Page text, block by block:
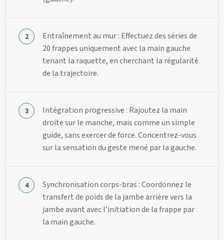
Entraînement au mur : Effectuez des séries de
20 frappes uniquement avec la main gauche
tenant la raquette, en cherchant la régularité
de la trajectoire.
Intégration progressive : Rajoutez la main
droite sur le manche, mais comme un simple
guide, sans exercer de force. Concentrez-vous
sur la sensation du geste mené par la gauche.
Synchronisation corps-bras : Coordonnez le
transfert de poids de la jambe arrière vers la
jambe avant avec l’initiation de la frappe par
la main gauche.